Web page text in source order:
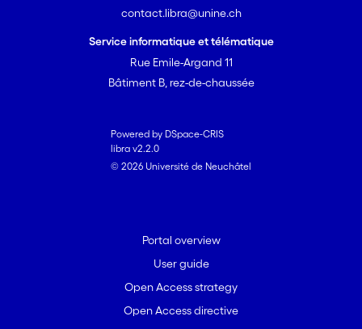
contact.libra@unine.ch
Service informatique et télématique
Rue Emile-Argand 11
Bâtiment B, rez-de-chaussée
Powered by DSpace-CRIS
libra v2.2.0
© 2026 Université de Neuchâtel
Portal overview
User guide
Open Access strategy
Open Access directive